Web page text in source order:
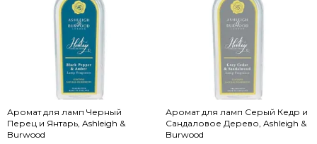
Аромат для ламп Черный
Перец и Янтарь, Ashleigh &
Burwood
Аромат для ламп Серый Кедр и
Сандаловое Дерево, Ashleigh &
Burwood